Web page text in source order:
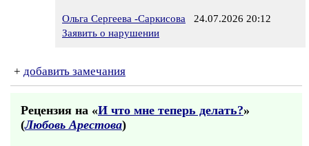
Ольга Сергеева -Саркисова 24.07.2026 20:12
Заявить о нарушении
+ добавить замечания
Рецензия на «И что мне теперь делать?»
(Любовь Арестова)